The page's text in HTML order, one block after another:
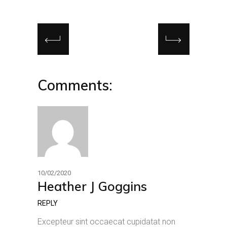
Comments:
10/02/2020
Heather J Goggins
REPLY
Excepteur sint occaecat cupidatat non